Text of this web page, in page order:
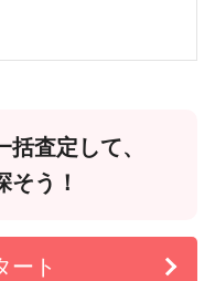
査定して、
そう！
ート